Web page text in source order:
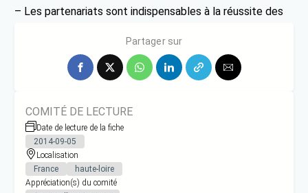
– Les partenariats sont indispensables à la réussite des
Partager sur
COMITÉ DE LECTURE
Date de lecture de la fiche
2014-09-05
Localisation
France
haute-loire
Appréciation(s) du comité